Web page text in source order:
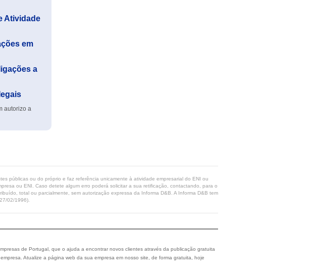
Atividade
em
a
autorizo a
públicas ou do próprio e faz referência unicamente à atividade empresarial do ENI ou
ou ENI. Caso detete algum erro poderá solicitar a sua retificação, contactando, para o
total ou parcialmente, sem autorização expressa da Informa D&B. A Informa D&B tem
02/1996).
de Portugal, que o ajuda a encontrar novos clientes através da publicação gratuita
Atualize a página web da sua empresa em nosso site, de forma gratuita, hoje